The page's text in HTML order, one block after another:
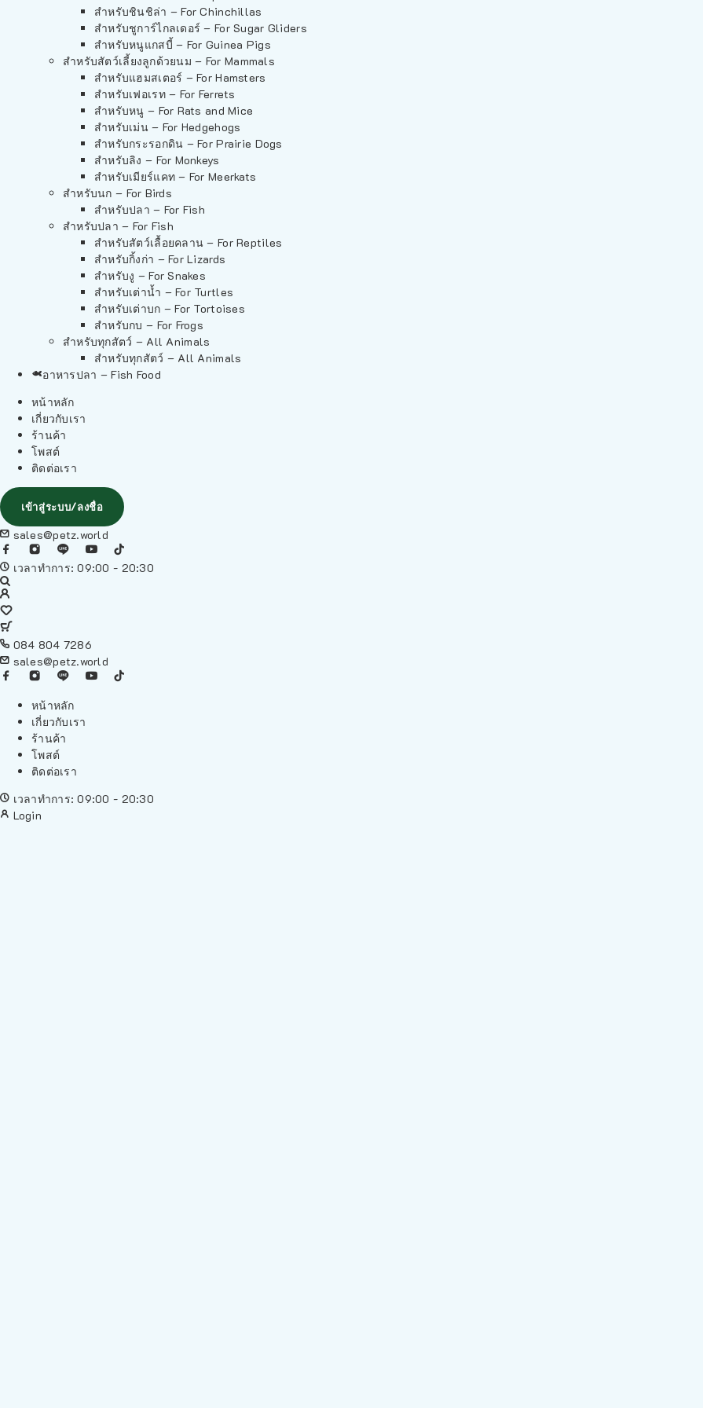
สำหรับชินชิล่า – For Chinchillas
สำหรับชูการ์ไกลเดอร์ – For Sugar Gliders
สำหรับหนูแกสบี้ – For Guinea Pigs
สำหรับสัตว์เลี้ยงลูกด้วยนม – For Mammals
สำหรับแฮมสเตอร์ – For Hamsters
สำหรับเฟอเรท – For Ferrets
สำหรับหนู – For Rats and Mice
สำหรับเม่น – For Hedgehogs
สำหรับกระรอกดิน – For Prairie Dogs
สำหรับลิง – For Monkeys
สำหรับเมียร์แคท – For Meerkats
สำหรับนก – For Birds
สำหรับปลา – For Fish
สำหรับปลา – For Fish
สำหรับสัตว์เลื้อยคลาน – For Reptiles
สำหรับกิ้งก่า – For Lizards
สำหรับงู – For Snakes
สำหรับเต่าน้ำ – For Turtles
สำหรับเต่าบก – For Tortoises
สำหรับกบ – For Frogs
สำหรับทุกสัตว์ – All Animals
สำหรับทุกสัตว์ – All Animals
อาหารปลา – Fish Food
หน้าหลัก
เกี่ยวกับเรา
ร้านค้า
โพสต์
ติดต่อเรา
เข้าสู่ระบบ/ลงชื่อ
sales@petz.world
เวลาทำการ: 09:00 - 20:30
084 804 7286
sales@petz.world
หน้าหลัก
เกี่ยวกับเรา
ร้านค้า
โพสต์
ติดต่อเรา
เวลาทำการ: 09:00 - 20:30
Login